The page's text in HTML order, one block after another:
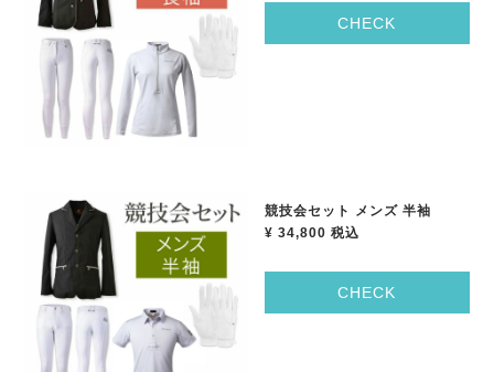
CHECK
競技会セット メンズ 半袖
¥ 34,800税込
CHECK